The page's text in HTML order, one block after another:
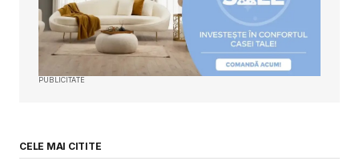
PUBLICITATE
CELE MAI CITITE